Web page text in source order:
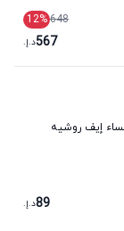
648
12%
567د.إ.
إيف روشيه
89د.إ.